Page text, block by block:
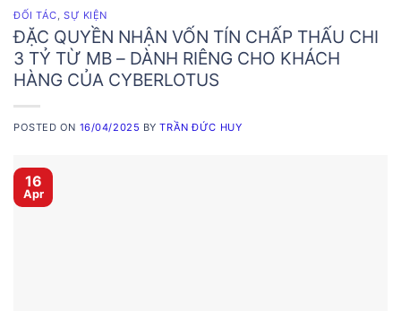
ĐỐI TÁC,SỰ KIỆN
ĐẶC QUYỀN NHẬN VỐN TÍN CHẤP THẤU CHI
3 TỶ TỪ MB – DÀNH RIÊNG CHO KHÁCH
HÀNG CỦA CYBERLOTUS
POSTED ON 16/04/2025 BYTRẦN ĐỨC HUY
16
Apr